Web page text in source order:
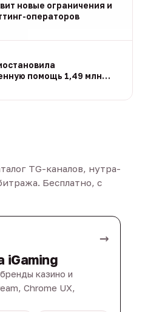
новые ограничения и
операторов
помощь 1,49 млн
TG-каналов, нутра-
Бесплатно, с
→
iGaming
казино и
Chrome UX,